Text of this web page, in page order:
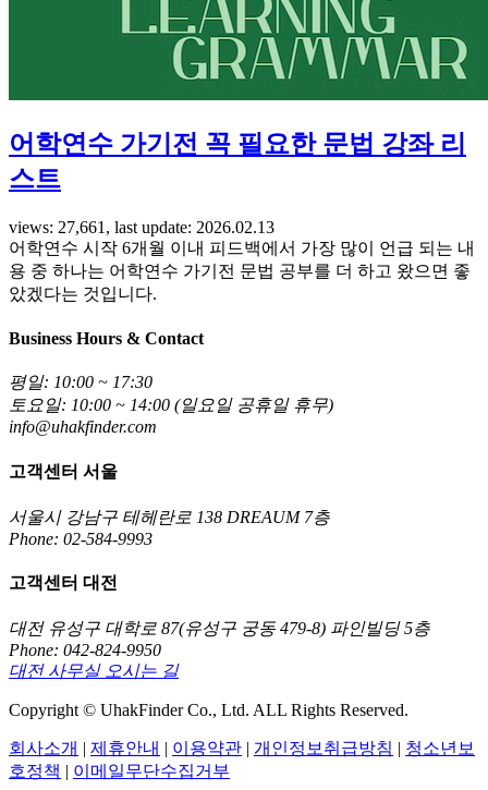
어학연수 가기전 꼭 필요한 문법 강좌 리
스트
views: 27,661, last update: 2026.02.13
어학연수 시작 6개월 이내 피드백에서 가장 많이 언급 되는 내
용 중 하나는 어학연수 가기전 문법 공부를 더 하고 왔으면 좋
았겠다는 것입니다.
Business Hours & Contact
평일: 10:00 ~ 17:30
토요일: 10:00 ~ 14:00 (일요일 공휴일 휴무)
info@uhakfinder.com
고객센터 서울
서울시 강남구 테헤란로 138 DREAUM 7층
Phone: 02-584-9993
고객센터 대전
대전 유성구 대학로 87(유성구 궁동 479-8) 파인빌딩 5층
Phone: 042-824-9950
대전 사무실 오시는 길
Copyright © UhakFinder Co., Ltd. ALL Rights Reserved.
회사소개 | 제휴안내 | 이용약관 | 개인정보취급방침 | 청소년보
호정책 | 이메일무단수집거부